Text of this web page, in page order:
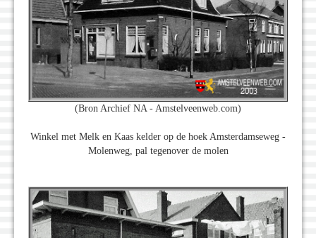
(Bron Archief NA - Amstelveenweb.com)
Winkel met Melk en Kaas kelder op de hoek Amsterdamseweg -
Molenweg, pal tegenover de molen